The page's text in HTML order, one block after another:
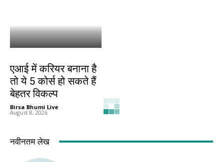
एआई में करियर बनाना है
तो ये 5 कोर्स हो सकते हैं
बेहतर विकल्प
Birsa Bhumi Live -
August 8, 2026
नवीनतम लेख